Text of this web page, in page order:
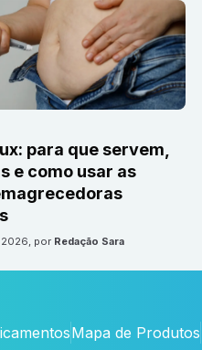
para que servem,
e como usar as
2026, por Redação Sara
Mapa de Produtos